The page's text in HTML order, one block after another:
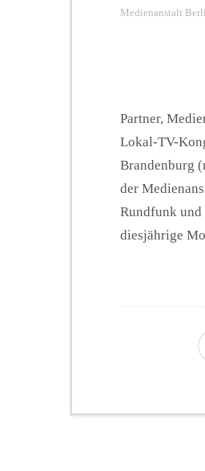
Medienanstalt
Partner,
Lokal-TV-
Brandenburg
der
Rundfunk und
diesjährige